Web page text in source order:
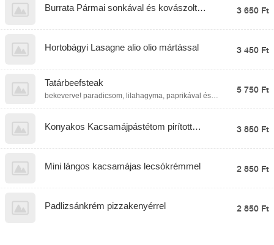
Burrata Pármai sonkával és kovászolt
3 650 Ft
Hortobágyi Lasagne alio olio mártással 3 450 Ft
Tatárbeefsteak
bekeverve! paradicsom, lilahagyma, paprikával és
5 750 Ft
Konyakos Kacsamájpástétom pirított
3 850 Ft
Mini lángos kacsamájas lecsókrémmel 2 850 Ft
Padlizsánkrém pizzakenyérrel 2 850 Ft